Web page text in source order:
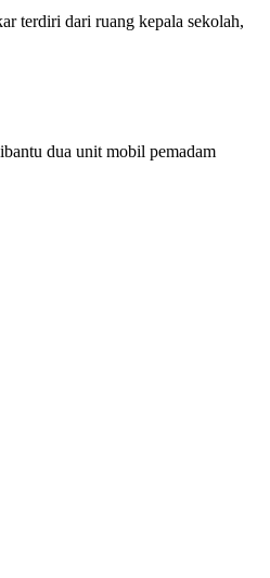
terdiri dari ruang kepala sekolah,
dua unit mobil pemadam